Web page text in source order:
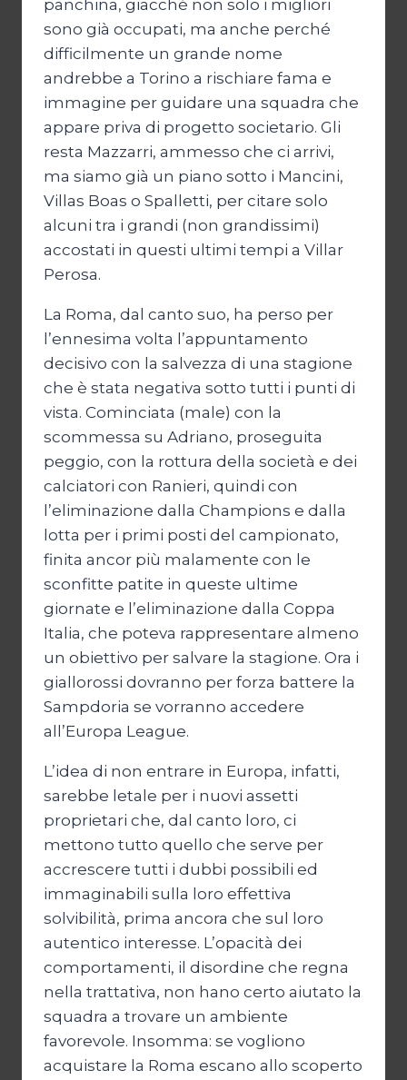
panchina, giacché non solo i migliori
sono già occupati, ma anche perché
difficilmente un grande nome
andrebbe a Torino a rischiare fama e
immagine per guidare una squadra che
appare priva di progetto societario. Gli
resta Mazzarri, ammesso che ci arrivi,
ma siamo già un piano sotto i Mancini,
Villas Boas o Spalletti, per citare solo
alcuni tra i grandi (non grandissimi)
accostati in questi ultimi tempi a Villar
Perosa.
La Roma, dal canto suo, ha perso per
l’ennesima volta l’appuntamento
decisivo con la salvezza di una stagione
che è stata negativa sotto tutti i punti di
vista. Cominciata (male) con la
scommessa su Adriano, proseguita
peggio, con la rottura della società e dei
calciatori con Ranieri, quindi con
l’eliminazione dalla Champions e dalla
lotta per i primi posti del campionato,
finita ancor più malamente con le
sconfitte patite in queste ultime
giornate e l’eliminazione dalla Coppa
Italia, che poteva rappresentare almeno
un obiettivo per salvare la stagione. Ora i
giallorossi dovranno per forza battere la
Sampdoria se vorranno accedere
all’Europa League.
L’idea di non entrare in Europa, infatti,
sarebbe letale per i nuovi assetti
proprietari che, dal canto loro, ci
mettono tutto quello che serve per
accrescere tutti i dubbi possibili ed
immaginabili sulla loro effettiva
solvibilità, prima ancora che sul loro
autentico interesse. L’opacità dei
comportamenti, il disordine che regna
nella trattativa, non hano certo aiutato la
squadra a trovare un ambiente
favorevole. Insomma: se vogliono
acquistare la Roma escano allo scoperto